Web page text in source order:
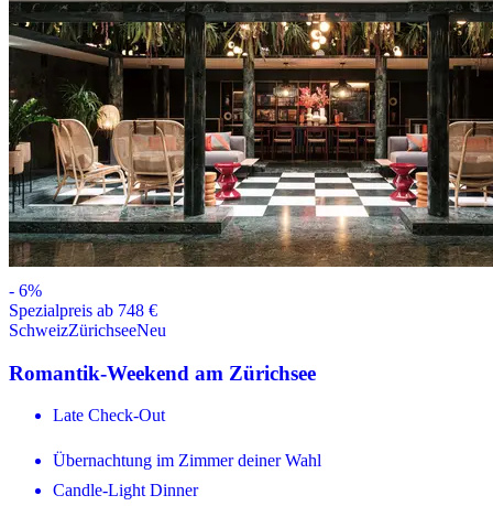
- 6%
Spezialpreis ab 748 €
SchweizZürichseeNeu
Romantik-Weekend am Zürichsee
Late Check-Out
Übernachtung im Zimmer deiner Wahl
Candle-Light Dinner